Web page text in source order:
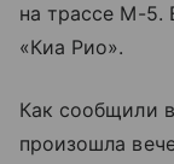
на трассе М-5.
«Киа Рио».
Как сообщили в
произошла